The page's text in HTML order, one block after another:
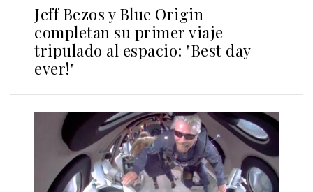
Jeff Bezos y Blue Origin
completan su primer viaje
tripulado al espacio: "Best day
ever!"